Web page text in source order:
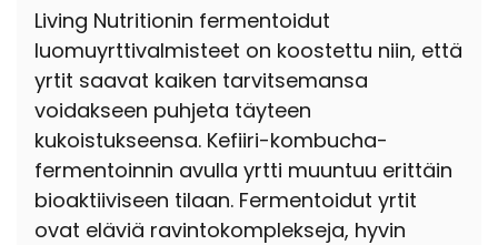
Living Nutritionin fermentoidut
luomuyrttivalmisteet on koostettu niin, että
yrtit saavat kaiken tarvitsemansa
voidakseen puhjeta täyteen
kukoistukseensa. Kefiiri-kombucha-
fermentoinnin avulla yrtti muuntuu erittäin
bioaktiiviseen tilaan. Fermentoidut yrtit
ovat eläviä ravintokomplekseja, hyvin